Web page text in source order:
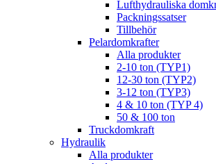
Lufthydrauliska
Packningssatser
Tillbehör
Pelardomkrafter
Alla produkter
2-10 ton (TYP1)
12-30 ton (TYP2)
3-12 ton (TYP3)
4 & 10 ton (TYP 4)
50 & 100 ton
Truckdomkraft
Hydraulik
Alla produkter